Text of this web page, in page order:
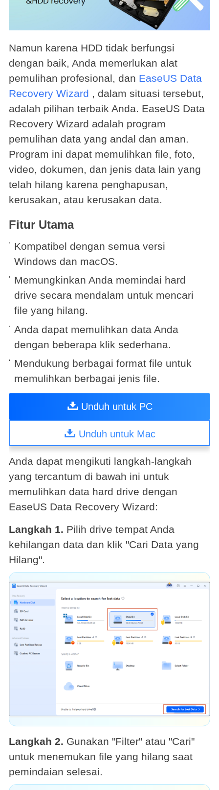
Namun karena HDD tidak berfungsi
dengan baik, Anda memerlukan alat
pemulihan profesional, dan EaseUS Data
Recovery Wizard , dalam situasi tersebut,
adalah pilihan terbaik Anda. EaseUS Data
Recovery Wizard adalah program
pemulihan data yang andal dan aman.
Program ini dapat memulihkan file, foto,
video, dokumen, dan jenis data lain yang
telah hilang karena penghapusan,
kerusakan, atau kerusakan data.
Fitur Utama
Kompatibel dengan semua versi
Windows dan macOS.
Memungkinkan Anda memindai hard
drive secara mendalam untuk mencari
file yang hilang.
Anda dapat memulihkan data Anda
dengan beberapa klik sederhana.
Mendukung berbagai format file untuk
memulihkan berbagai jenis file.
Unduh untuk PC
Unduh untuk Mac
Anda dapat mengikuti langkah-langkah
yang tercantum di bawah ini untuk
memulihkan data hard drive dengan
EaseUS Data Recovery Wizard:
Langkah 1. Pilih drive tempat Anda
kehilangan data dan klik "Cari Data yang
Hilang".
Langkah 2. Gunakan "Filter" atau "Cari"
untuk menemukan file yang hilang saat
pemindaian selesai.